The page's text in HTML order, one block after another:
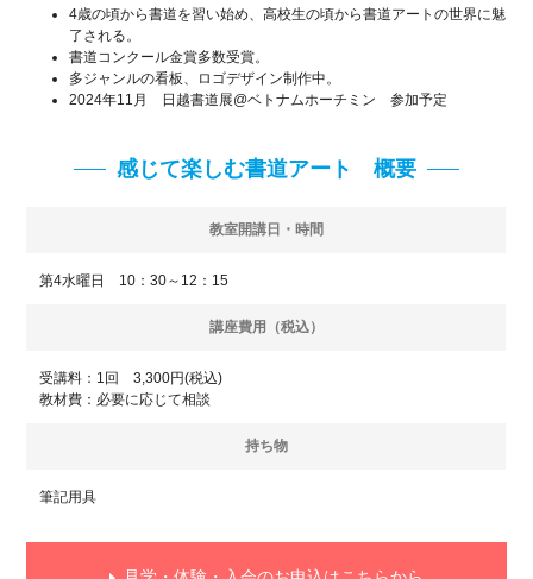
4歳の頃から書道を習い始め、高校生の頃から書道アートの世界に魅
了される。
書道コンクール金賞多数受賞。
多ジャンルの看板、ロゴデザイン制作中。
2024年11月 日越書道展@ベトナムホーチミン 参加予定
感じて楽しむ書道アート 概要
教室開講日・時間
第4水曜日 10：30～12：15
講座費用（税込）
受講料：1回 3,300円(税込)
教材費：必要に応じて相談
持ち物
筆記用具